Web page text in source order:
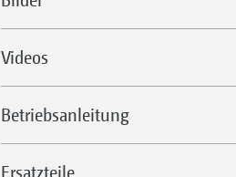
Videos
Betriebsanleitung
Ersatzteile